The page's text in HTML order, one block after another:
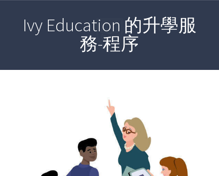
Ivy Education 的升學服
務-程序